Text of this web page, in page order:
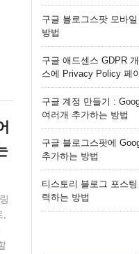
구글 블로그스팟 모바
방법
구글 애드센스 GDPR
스에 Privacy Policy 페
구글 계정 만들기 :
여러개 추가하는 방법
구글 블로그스팟에
추가하는 방법
티스토리 블로그 포스
력하는 방법